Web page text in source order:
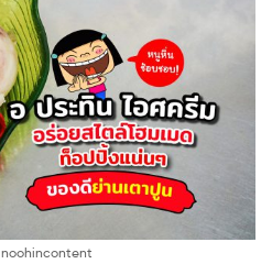
Noo-
Hin
noohincontent